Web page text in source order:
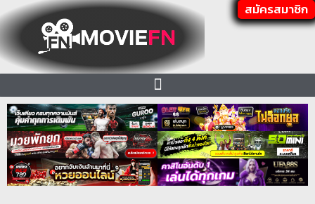
สมัครสมาชิก